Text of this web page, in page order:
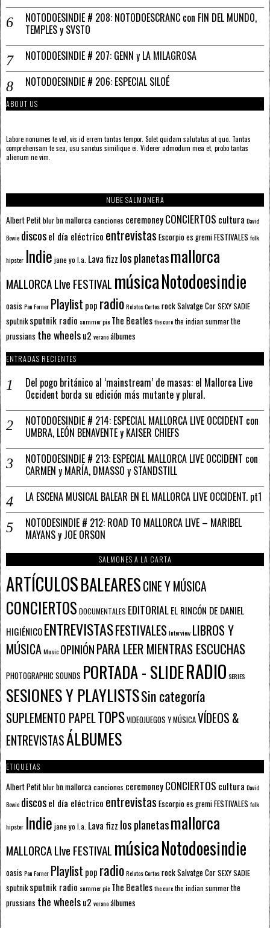
NOTODOESINDIE # 208: NOTODOESCRANC con FIN DEL MUNDO,
TEMPLES y SVSTO
NOTODOESINDIE # 207: GENN y LA MILAGROSA
NOTODOESINDIE # 206: ESPECIAL SILOÉ
ABOUT US
Labore nonumes te vel, vis id errem tantas tempor. Solet quidam salutatus at quo. Tantas
comprehensam te sea, usu sanctus similique ei. Viderer admodum mea et, probo tantas
alienum ne vim.
NUBE SALMONERA
Albert Petitblurbn mallorcacanciones ceremoneyCONCIERTOS cultura David
Bowie discosel día eléctrico entrevistas Escorpioes gremiFESTIVALES folk
hipster Indie jane yo l.a. Lava fizz los planetasmallorca
MALLORCA LIve FESTIVAL músicaNotodoesindie
oasis Pau Forner Playlist pop radioRelatos CortosrockSalvatge CorSEXY SADIE
sputnik sputnik radio summer pie The Beatlesthe curethe indian summerthe
prussians the wheelsu2 veranoálbumes
ENTRADAS RECIENTES
Del pogo británico al ‘mainstream’ de masas: el Mallorca Live
Occident borda su edición más mutante y plural.
NOTODOESINDIE # 214: ESPECIAL MALLORCA LIVE OCCIDENT con
UMBRA, LEÓN BENAVENTE y KAISER CHIEFS
NOTODOESINDIE # 213: ESPECIAL MALLORCA LIVE OCCIDENT con
CARMEN y MARÍA, DMASSO y STANDSTILL
LA ESCENA MUSICAL BALEAR EN EL MALLORCA LIVE OCCIDENT. pt1
NOTODESINDIE # 212: ROAD TO MALLORCA LIVE – MARIBEL
MAYANS y JOE ORSON
SALMONES A LA CARTA
ARTÍCULOSBALEARESCINE Y MÚSICA
CONCIERTOS DOCUMENTALES EDITORIALEL RINCÓN DE DANIEL
HIGIÉNICOENTREVISTASFESTIVALESInterview LIBROS Y
MÚSICAMusic OPINIÓNPARA LEER MIENTRAS ESCUCHAS
PHOTOGRAPHIC SOUNDS PORTADA - SLIDERADIO SERIES
SESIONES Y PLAYLISTSSin categoría
SUPLEMENTO PAPELTOPSVIDEOJUEGOS Y MÚSICAVÍDEOS &
ENTREVISTASÁLBUMES
ETIQUETAS
Albert Petitblurbn mallorcacanciones ceremoneyCONCIERTOS cultura David
Bowie discosel día eléctrico entrevistas Escorpioes gremiFESTIVALES folk
hipster Indie jane yo l.a. Lava fizz los planetasmallorca
MALLORCA LIve FESTIVAL músicaNotodoesindie
oasis Pau Forner Playlist pop radioRelatos CortosrockSalvatge CorSEXY SADIE
sputnik sputnik radio summer pie The Beatlesthe curethe indian summerthe
prussians the wheelsu2 veranoálbumes